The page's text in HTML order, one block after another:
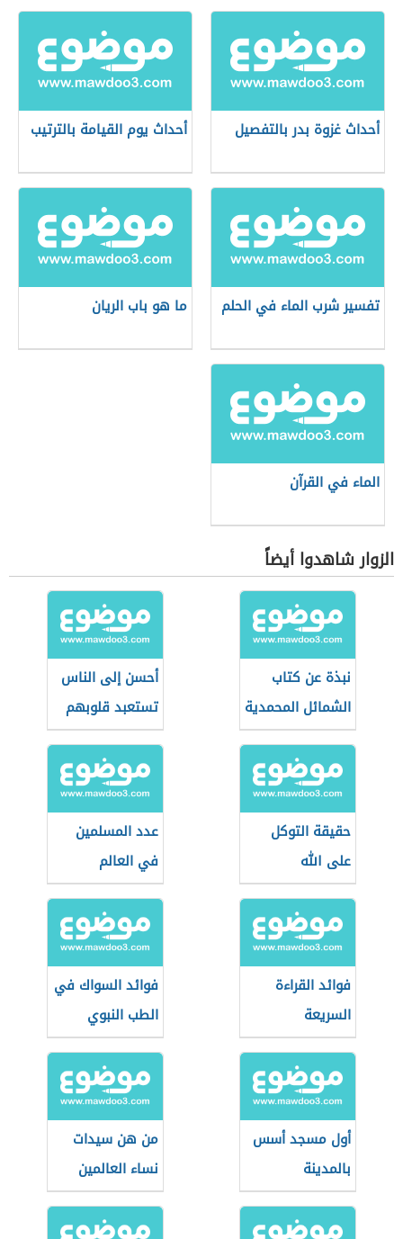
أحداث غزوة بدر بالتفصيل أحداث يوم القيامة بالترتيب
تفسير شرب الماء في الحلم ما هو باب الريان
الماء في القرآن
الزوار شاهدوا أيضاً
نبذة عن كتاب
الشمائل المحمدية
للترمذي
أحسن إلى الناس
تستعبد قلوبهم
حقيقة التوكل
على الله
عدد المسلمين
في العالم
فوائد القراءة
السريعة
فوائد السواك في
الطب النبوي
أول مسجد أسس
بالمدينة
من هن سيدات
نساء العالمين